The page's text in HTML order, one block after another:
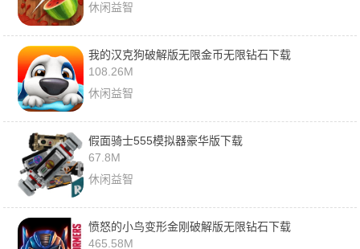
休闲益智
我的汉克狗破解版无限金币无限钻石下载
108.26M
休闲益智
假面骑士555模拟器豪华版下载
67.8M
休闲益智
愤怒的小鸟变形金刚破解版无限钻石下载
465.58M